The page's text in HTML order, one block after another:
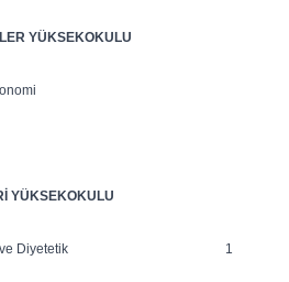
YÜKSEKOKULU
YÜKSEKOKULU
Diyetetik 1